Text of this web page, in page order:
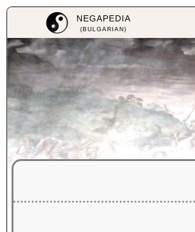
NEGAPEDIA
(BULGARIAN)